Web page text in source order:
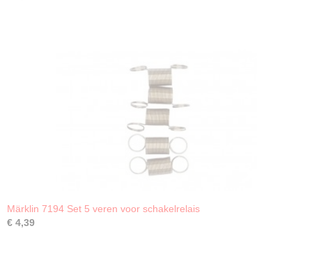
Märklin 7194 Set 5 veren voor schakelrelais
€ 4,39